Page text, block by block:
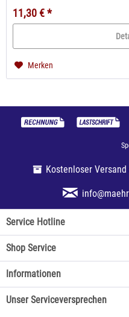
11,30 € *
Merken
Kostenloser Versand
Service Hotline
Shop Service
Informationen
Unser Serviceversprechen